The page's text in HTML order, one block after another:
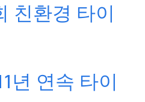
친환경 타이
년 연속 타이